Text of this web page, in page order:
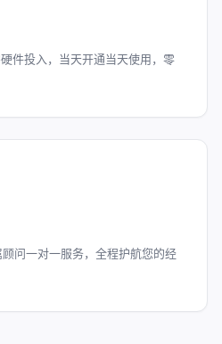
件投入，当天开通当天使用，零
问一对一服务，全程护航您的经